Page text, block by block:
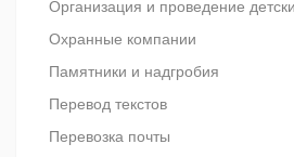
Организация и проведение
Охранные компании
Памятники и надгробия
Перевод текстов
Перевозка почты